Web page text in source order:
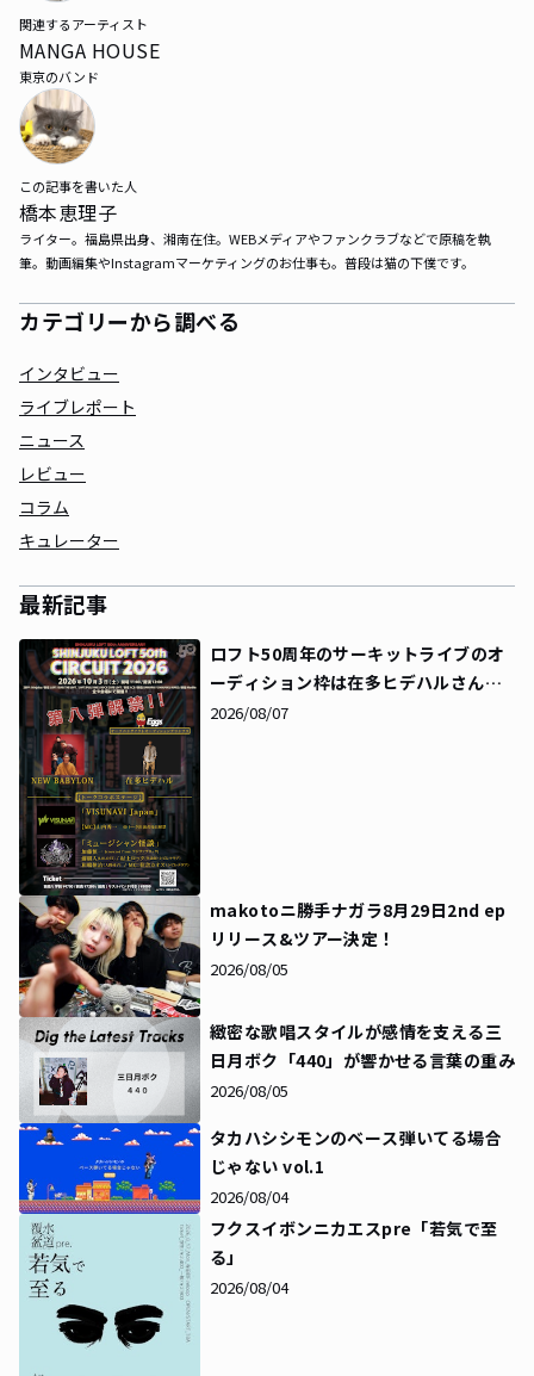
関連するアーティスト
MANGA HOUSE
東京のバンド
この記事を書いた人
橋本恵理子
ライター。福島県出身、湘南在住。WEBメディアやファンクラブなどで原稿を執
筆。動画編集やInstagramマーケティングのお仕事も。普段は猫の下僕です。
カテゴリーから調べる
インタビュー
ライブレポート
ニュース
レビュー
コラム
キュレーター
最新記事
ロフト50周年のサーキットライブのオ
ーディション枠は在多ヒデハルさんに
決定！同時にタイムテーブルも解禁に
2026/08/07
makotoニ勝手ナガラ8月29日2nd ep
リリース&ツアー決定！
2026/08/05
緻密な歌唱スタイルが感情を支える――三
日月ボク「440」が響かせる言葉の重み
2026/08/05
タカハシシモンのベース弾いてる場合
じゃない vol.1
2026/08/04
フクスイボンニカエスpre「若気で至
る」
2026/08/04